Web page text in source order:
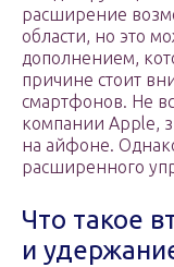
расширение
области, но это
дополнением,
причине стоит
смартфонов. Не
компании Apple,
на айфоне.
расширенного
Что такое
и